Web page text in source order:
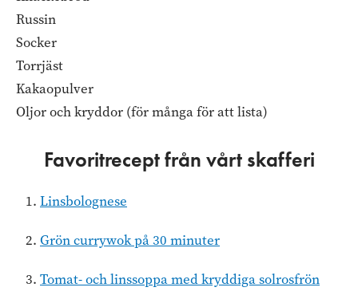
Russin
Socker
Torrjäst
Kakaopulver
Oljor och kryddor (för många för att lista)
Favoritrecept från vårt skafferi
Linsbolognese
Grön currywok på 30 minuter
Tomat- och linssoppa med kryddiga solrosfrön